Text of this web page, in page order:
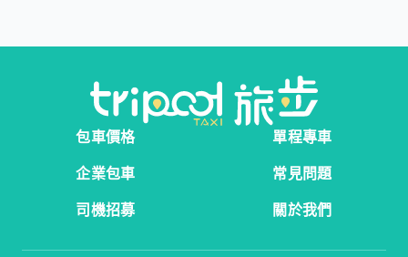
包車價格
單程專車
企業包車
常見問題
司機招募
關於我們